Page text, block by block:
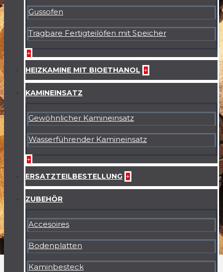
Gussofen
Tragbare Fertigteilöfen mit Speicher
+
HEIZKAMINE MIT BIOETHANOL +
KAMINEINSATZ
Gewöhnlicher Kamineinsatz
Wasserführender Kamineinsatz
+
ERSATZTEILBESTELLUNG +
ZUBEHÖR
Accesoires
Bodenplatten
Kaminbesteck